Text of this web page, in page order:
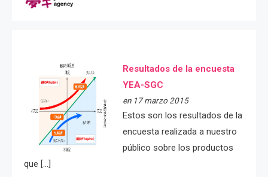
Resultados de la encuesta
YEA-SGC
en 17 marzo 2015
Estos son los resultados de la
encuesta realizada a nuestro
público sobre los productos
que […]